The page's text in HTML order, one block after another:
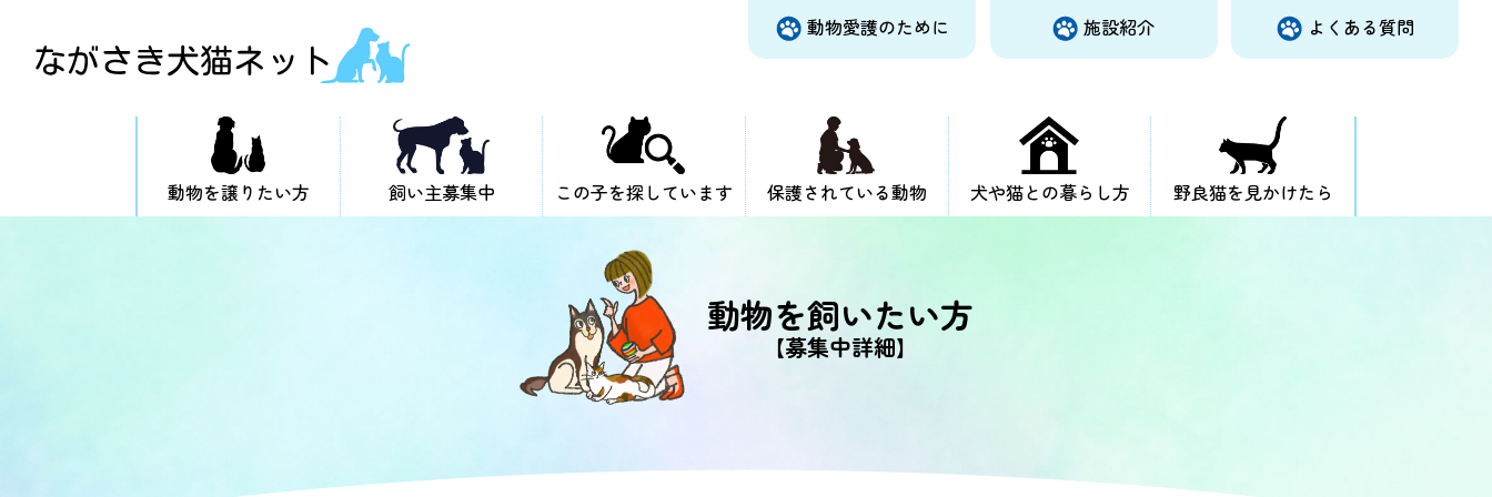
動物愛護のために 施設紹介 よくある質問
動物を譲りたい方 飼い主募集中 この子を探しています 保護されている動物 犬や猫との暮らし方 野良猫を見かけたら
動物を飼いたい方
【募集中詳細】